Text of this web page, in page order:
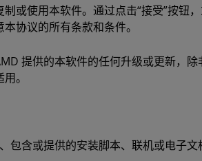
或使用本软件。通过点击“接受”按钮
本协议的所有条款和条件。
提供的本软件的任何升级或更新，
适用。
包含或提供的安装脚本、联机或电子文